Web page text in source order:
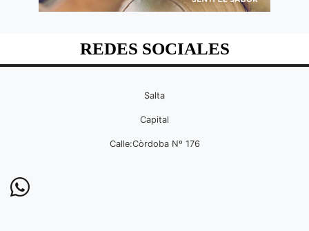
REDES SOCIALES
Salta
Capital
Calle:Còrdoba Nº 176